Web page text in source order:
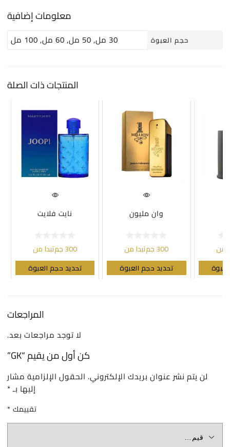
معلومات إضافية
حجم العبوة 30 مل, 50 مل, 60 مل, 100 مل
المنتجات ذات الصلة
نايت فلايت
تبدا من 300جم
تحديد حجم العبوة
وان مليون
تبدا من 300جم
تحديد حجم العبوة
من
المراجعات
لا توجد مراجعات بعد.
كن أول من يقيم “GK”
لن يتم نشر عنوان بريدك الإلكتروني. الحقول الإلزامية مشار
إليها بـ*
تقييمك*